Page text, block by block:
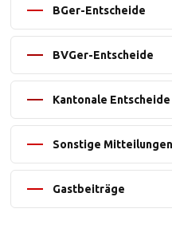
BGer-Entscheide
BVGer-Entscheide
Kantonale Entscheide
Sonstige Mitteilungen
Gastbeiträge